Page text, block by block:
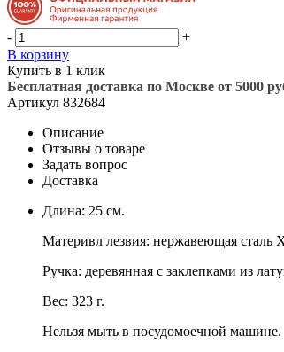
-
+
В корзину
Купить в 1 клик
Бесплатная доставка по Москве от 5000
Артикул 832684
Описание
Отзывы о товаре
Задать вопрос
Доставка
Длина: 25 см.
Материвл лезвия: нержавеющая сталь
Ручка: деревянная с заклепками из
Вес: 323 г.
Нельзя мыть в посудомоечной машине.